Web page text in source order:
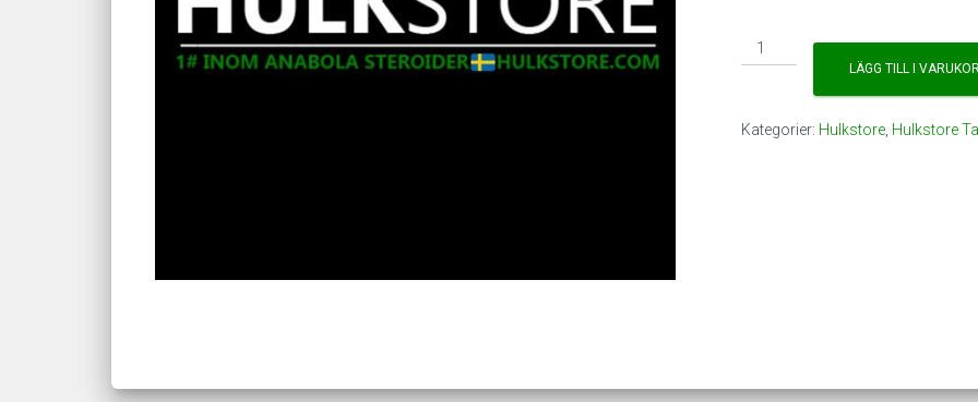
Hulkstore
OXAR
LÄGG TILL I
Kategorier: Hulkstore Hulkstore